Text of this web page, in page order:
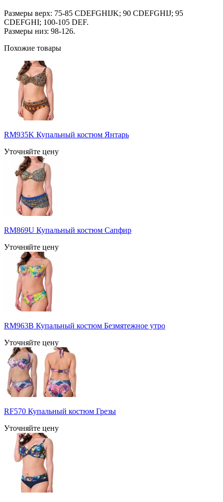
Размеры верх: 75-85 CDEFGHIJK; 90 CDEFGHIJ; 95
CDEFGHI; 100-105 DEF.
Размеры низ: 98-126.
Похожие товары
RM935K Купальный костюм Янтарь
Уточняйте цену
RM869U Купальный костюм Сапфир
Уточняйте цену
RM963B Купальный костюм Безмятежное утро
Уточняйте цену
RF570 Купальный костюм Грезы
Уточняйте цену